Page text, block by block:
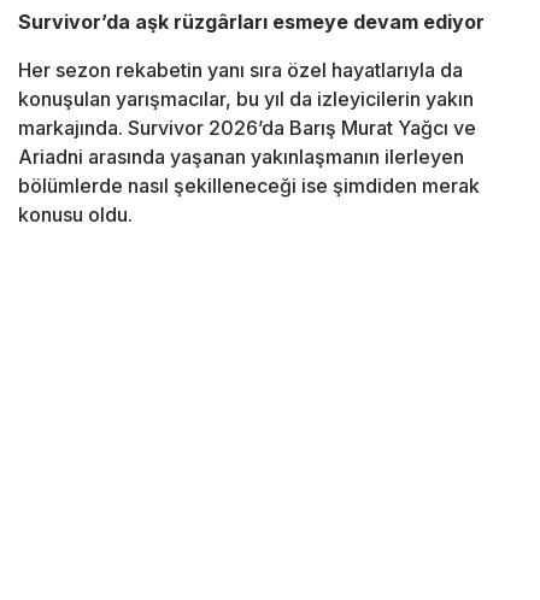
Survivor’da aşk rüzgârları esmeye devam ediyor
Her sezon rekabetin yanı sıra özel hayatlarıyla da
konuşulan yarışmacılar, bu yıl da izleyicilerin yakın
markajında. Survivor 2026’da Barış Murat Yağcı ve
Ariadni arasında yaşanan yakınlaşmanın ilerleyen
bölümlerde nasıl şekilleneceği ise şimdiden merak
konusu oldu.